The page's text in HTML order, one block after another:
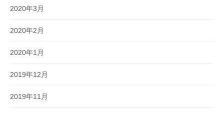
2020年3月
2020年2月
2020年1月
2019年12月
2019年11月